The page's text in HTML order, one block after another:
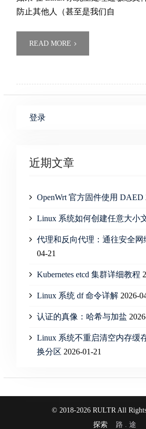
防止其他人（甚至是我们自
READ MORE
登录
近期文章
OpenWrt 官方固件使用 DAED
Linux 系统如何创建任意大小
代理和反向代理：通往安全网
04-21
Kubernetes etcd 集群详细教程
Linux 系统 df 命令详解 2026-
认证的真像：哈希与加盐
Linux 系统不重启清空内存缓
换分区 2026-01-21
© 2018-2026 RULTR All
探索 路 . 途